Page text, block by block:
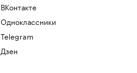
ВКонтакте
Одноклассники
Telegram
Дзен